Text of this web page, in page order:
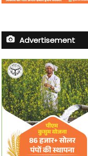
Advertisement